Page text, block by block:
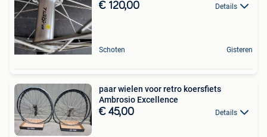
€ 120,00 Details
Schoten Gisteren
paar wielen voor retro koersfiets
Ambrosio Excellence
€ 45,00 Details